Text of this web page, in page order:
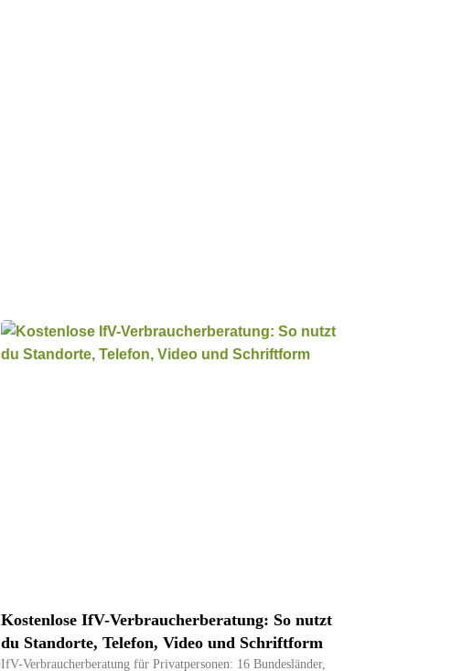
Kostenlose IfV-Verbraucherberatung: So nutzt
du Standorte, Telefon, Video und Schriftform
IfV-Verbraucherberatung für Privatpersonen: 16 Bundesländer,